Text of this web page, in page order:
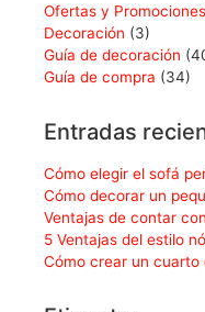
Ofertas y Promociones
Decoración (3)
Guía de decoración
Guía de compra (34)
Entradas
Cómo elegir el sofá
Cómo decorar un
Ventajas de contar
5 Ventajas del estilo
Cómo crear un cuarto